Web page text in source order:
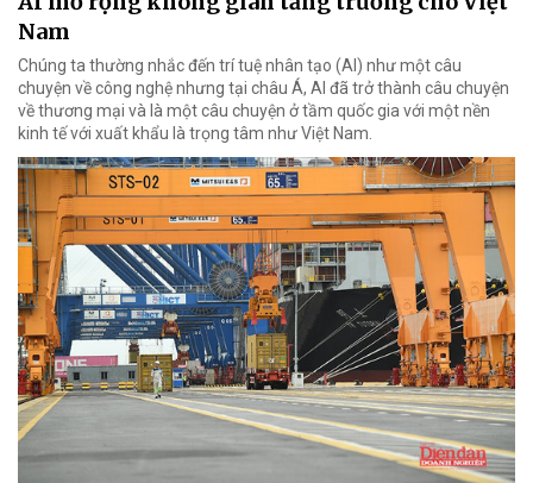
Nam
Chúng ta thường nhắc đến trí tuệ nhân tạo (AI) như một câu
chuyện về công nghệ nhưng tại châu Á, AI đã trở thành câu chuyện
về thương mại và là một câu chuyện ở tầm quốc gia với một nền
kinh tế với xuất khẩu là trọng tâm như Việt Nam.